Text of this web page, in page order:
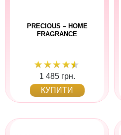
PRECIOUS – HOME
FRAGRANCE
1 485 грн.
КУПИТИ